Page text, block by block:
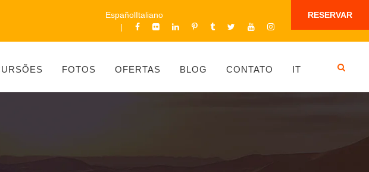
RESERVAR
EspañolItaliano
FOTOS OFERTAS BLOG CONTATO IT